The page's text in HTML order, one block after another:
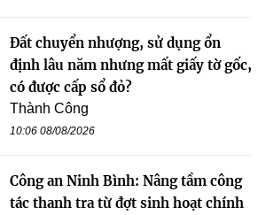
Đất chuyển nhượng, sử dụng ổn
định lâu năm nhưng mất giấy tờ gốc,
có được cấp sổ đỏ?
Thành Công
10:06 08/08/2026
Công an Ninh Bình: Nâng tầm công
tác thanh tra từ đợt sinh hoạt chính